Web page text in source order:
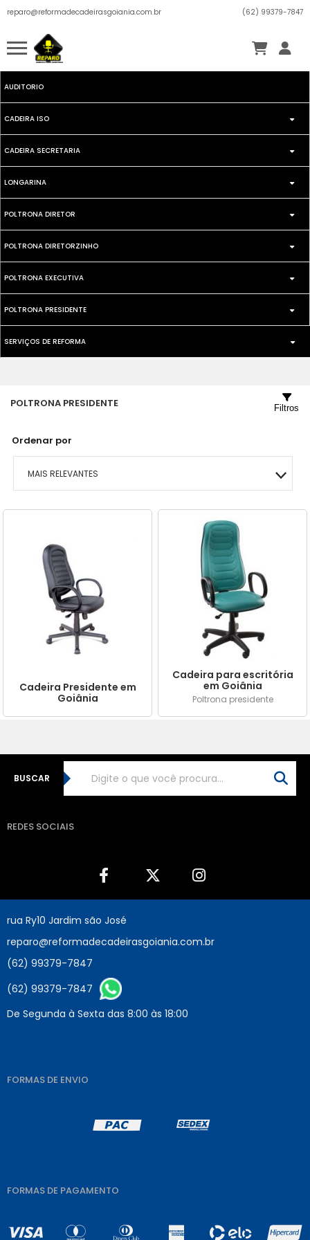
reparo@reformadecadeirasgoiania.com.br (62) 99379-7847
AUDITORIO
CADEIRA ISO
FIXA
GIRATORIA
CADEIRA SECRETARIA
SECRETARIA GIRATORIA
SEECRETARIA FIXA
LONGARINA
DIRETOR
EXECUTIVA
ISO
SECRETARIA
POLTRONA DIRETOR
FIXA
GIRATORIA
POLTRONA DIRETORZINHO
GIRATORIA
POLTRONA EXECUTIVA
FIXA
GIRATORIA
POLTRONA PRESIDENTE
GIRATORIA
SERVIÇOS DE REFORMA
POLTRONA PRESIDENTE
Ordenar por
MAIS RELEVANTES
MAIS VENDIDOS
A - Z
Filtros
Cadeira Presidente em
Goiânia
Cadeira para escritória
em Goiânia
Poltrona presidente
BUSCAR
REDES SOCIAIS
rua Ry10 Jardim são José
reparo@reformadecadeirasgoiania.com.br
(62) 99379-7847
(62) 99379-7847
De Segunda à Sexta das 8:00 às 18:00
FORMAS DE ENVIO
FORMAS DE PAGAMENTO